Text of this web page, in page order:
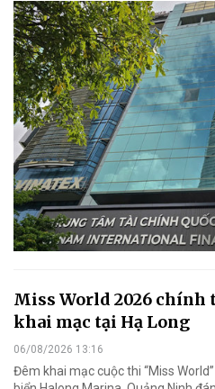
Miss World 2026 chính
khai mạc tại Hạ Long
06/08/2026 13:16
Đêm khai mạc cuộc thi “Miss